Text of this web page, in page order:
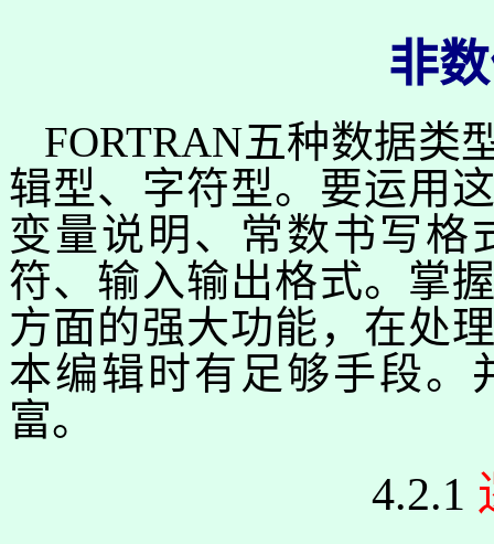
非
FORTRAN五种数据类
辑型、字符型。要运用
变量说明、常数书写格
符、输入输出格式。掌
方面的强大功能，在处
本编辑时有足够手段。
富。
4.2.1